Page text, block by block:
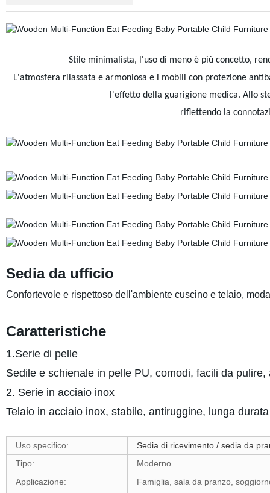
Stile minimalista, l'uso di meno è più concetto,
L'atmosfera rilassata e armoniosa e i mobili con protezione
l'effetto della guarigione medica. Allo
riflettendo la
Sedia da ufficio
Confortevole e rispettoso dell'ambiente cuscino e telaio,
Caratteristiche
1.Serie di pelle
Sedile e schienale in pelle PU, comodi, facili da pulire,
2. Serie in acciaio inox
Telaio in acciaio inox, stabile, antiruggine, lunga durata
Uso specifico:
Sedia di ricevimento / sedia da
Tipo:
Moderno
Applicazione:
Famiglia, sala da pranzo,